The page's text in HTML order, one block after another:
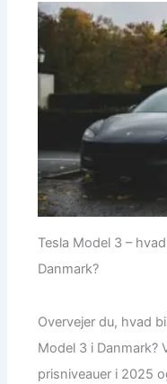
Tesla Model 3 –
Danmark?
Overvejer du, hvad
Model 3 i Danmark?
prisniveauer i 2025